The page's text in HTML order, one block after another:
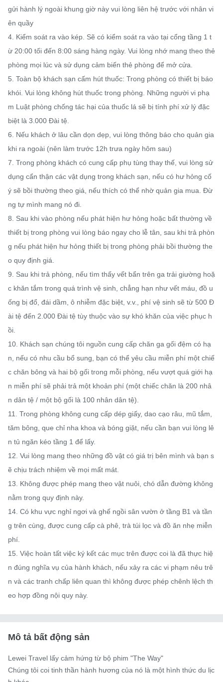
gửi hành lý ngoài khung giờ này vui lòng liên hệ trước với nhân vi
ên quầy
4. Kiểm soát ra vào kép. Sẽ có kiểm soát ra vào tại cổng tầng 1 t
ừ 20:00 tối đến 8:00 sáng hàng ngày. Vui lòng nhớ mang theo thẻ
phòng mọi lúc và sử dụng cảm biến thẻ phòng để mở cửa.
5. Toàn bộ khách sạn cấm hút thuốc: Trong phòng có thiết bị báo
khói. Vui lòng không hút thuốc trong phòng. Những người vi phạ
m Luật phòng chống tác hại của thuốc lá sẽ bị tính phí xử lý đặc
biệt là 3.000 Đài tệ.
6. Nếu khách ở lâu cần dọn dẹp, vui lòng thông báo cho quản gia
khi ra ngoài (nên làm trước 12h trưa ngày hôm sau)
7. Trong phòng khách có cung cấp phụ tùng thay thế, vui lòng sử
dụng cẩn thận các vật dụng trong khách sạn, nếu có hư hỏng cố
ý sẽ bồi thường theo giá, nếu thích có thể nhờ quản gia mua. Đừ
ng tự mình mang nó đi.
8. Sau khi vào phòng nếu phát hiện hư hỏng hoặc bất thường về
thiết bị trong phòng vui lòng báo ngay cho lễ tân, sau khi trả phòn
g nếu phát hiện hư hỏng thiết bị trong phòng phải bồi thường the
o quy định giá.
9. Sau khi trả phòng, nếu tìm thấy vết bẩn trên ga trải giường hoặ
c khăn tắm trong quá trình vệ sinh, chẳng hạn như vết máu, đồ u
ống bị đổ, đái dầm, ô nhiễm đặc biệt, v.v., phí vệ sinh sẽ từ 500 Đ
ài tệ đến 2.000 Đài tệ tùy thuộc vào sự khó khăn của việc phục h
ồi.
10. Khách sạn chúng tôi nguồn cung cấp chăn ga gối đệm có hạ
n, nếu có nhu cầu bổ sung, bạn có thể yêu cầu miễn phí một chiế
c chăn bông và hai bộ gối trong mỗi phòng, nếu vượt quá giới hạ
n miễn phí sẽ phải trả một khoản phí (một chiếc chăn là 200 nhâ
n dân tệ / một bộ gối là 100 nhân dân tệ).
11. Trong phòng không cung cấp dép giấy, dao cạo râu, mũ tắm,
tăm bông, que chỉ nha khoa và bóng giặt, nếu cần bạn vui lòng lê
n tủ ngăn kéo tầng 1 để lấy.
12. Vui lòng mang theo những đồ vật có giá trị bên mình và bạn s
ẽ chịu trách nhiệm về mọi mất mát.
13. Không được phép mang theo vật nuôi, chó dẫn đường không
nằm trong quy định này.
14. Có khu vực nghỉ ngơi và ghế ngồi sân vườn ở tầng B1 và ​​tần
g trên cùng, được cung cấp cà phê, trà túi lọc và đồ ăn nhẹ miễn
phí.
15. Việc hoàn tất việc ký kết các mục trên được coi là đã thực hiệ
n đúng nghĩa vụ của hành khách, nếu xảy ra các vi phạm nêu trê
n và các tranh chấp liên quan thì không được phép chênh lệch th
eo hợp đồng nội quy này.
Mô tả bất động sản
Lewei Travel lấy cảm hứng từ bộ phim "The Way"
Chúng tôi coi tinh thần hành hương của nó là một hình thức du lịc